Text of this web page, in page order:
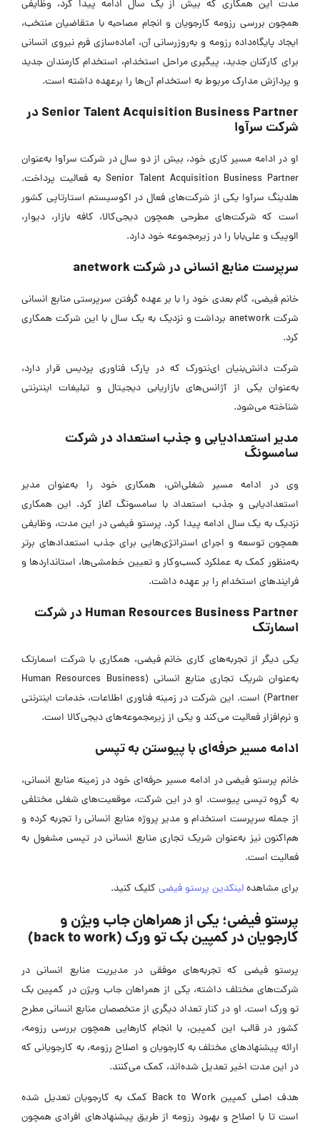
مدت این همکاری که بیش از یک سال ادامه پیدا کرد، وظایفی
همچون بررسی رزومه کارجویان و انجام مصاحبه با متقاضیان منتخب،
ایجاد پایگاه‌داده رزومه و به‌روزرسانی آن، آماده‌سازی فرم نیروی انسانی
برای کارکنان جدید، پیگیری مراحل استخدام، استخدام کارمندان جدید
و پردازش مدارک مربوط به استخدام آن‌ها را برعهده داشته است.
Senior Talent Acquisition Business Partner در
شرکت سرآوا
او در ادامه مسیر کاری خود، بیش از دو سال در شرکت سرآوا به‌عنوان
Senior Talent Acquisition Business Partner به فعالیت پرداخت.
هلدینگ سرآوا یکی از شرکت‌های فعال در اکوسیستم استارتاپی کشور
است که شرکت‌های مطرحی همچون دیجی‌کالا، کافه بازار، دیوار،
الوپیک و علی‌بابا را در زیرمجموعه خود دارد.
سرپرست منابع انسانی در شرکت anetwork
خانم فیضی، گام بعدی خود را با بر عهده گرفتن سرپرستی منابع انسانی
شرکت anetwork برداشت و نزدیک به یک سال با این شرکت همکاری
کرد.
شرکت دانش‌بنیان ای‌نتورک که در پارک فناوری پردیس قرار دارد،
به‌عنوان یکی از آژانس‌های بازاریابی دیجیتال و تبلیغات اینترنتی
شناخته می‌شود.
مدیر استعدادیابی و جذب استعداد در شرکت
سامسونگ
وی در ادامه مسیر شغلی‌اش، همکاری خود را به‌عنوان مدیر
استعدادیابی و جذب استعداد با سامسونگ آغاز کرد. این همکاری
نزدیک به یک سال ادامه پیدا کرد. پرستو فیضی در این مدت، وظایفی
همچون توسعه و اجرای استراتژی‌هایی برای جذب استعدادهای برتر
به‌منظور کمک به عملکرد کسب‌وکار و تعیین خط‌مشی‌ها، استانداردها و
فرایندهای استخدام را بر عهده داشت.
Human Resources Business Partner در شرکت
اسمارتک
یکی دیگر از تجربه‌های کاری خانم فیضی، همکاری با شرکت اسمارتک
به‌عنوان شریک تجاری منابع انسانی (Human Resources Business
Partner) است. این شرکت در زمینه فناوری اطلاعات، خدمات اینترنتی
و نرم‌افزار فعالیت می‌کند و یکی از زیرمجموعه‌های دیجی‌کالا است.
ادامه مسیر حرفه‌ای با پیوستن به تپسی
خانم پرستو فیضی در ادامه مسیر حرفه‌ای خود در زمینه منابع انسانی،
به گروه تپسی پیوست. او در این شرکت، موقعیت‌های شغلی مختلفی
از جمله سرپرست استخدام و مدیر پروژه منابع انسانی را تجربه کرده و
هم‌اکنون نیز به‌عنوان شریک تجاری منابع انسانی در تپسی مشغول به
فعالیت است.
برای مشاهدهلینکدین پرستو فیضی کلیک کنید.
پرستو فیضی؛ یکی از همراهان جاب ویژن و
کارجویان در کمپین بک تو ورک (back to work)
پرستو فیضی که تجربه‌های موفقی در مدیریت منابع انسانی در
شرکت‌های مختلف داشته، یکی از همراهان جاب ویژن در کمپین بک
تو ورک است. او در کنار تعداد دیگری از متخصصان منابع انسانی مطرح
کشور در قالب این کمپین، با انجام کارهایی همچون بررسی رزومه،
ارائه پیشنهادهای مختلف به کارجویان و اصلاح رزومه، به کارجویانی که
در این مدت اخیر تعدیل شده‌اند، کمک می‌کنند.
هدف اصلی کمپین Back to Work کمک به کارجویان تعدیل شده
است تا با اصلاح و بهبود رزومه از طریق پیشنهادهای افرادی همچون